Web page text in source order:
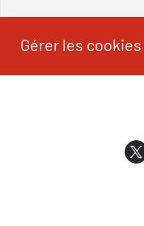
Gérer les cookies